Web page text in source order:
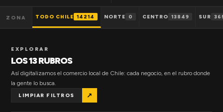
ZONA TODO CHILE 14214 NORTE 0 CENTRO 13849 SUR
EXPLORAR
LOS 13 RUBROS
Así digitalizamos el comercio local de Chile: cada negocio, en el rubro donde
la gente lo busca.
LIMPIAR FILTROS ↗